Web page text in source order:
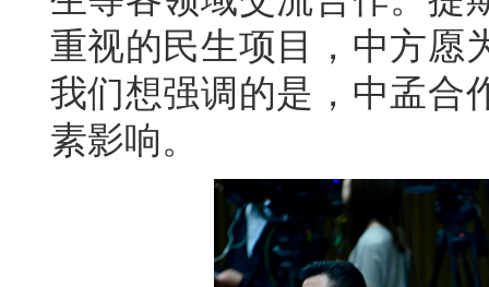
重视的民生项目，中方愿
我们想强调的是，中孟合
素影响。